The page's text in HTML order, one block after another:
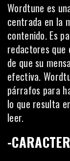
Wordtune es
centrada en la
contenido. Es
redactores que
de que su
efectiva.
párrafos para
lo que resulta
leer.
-